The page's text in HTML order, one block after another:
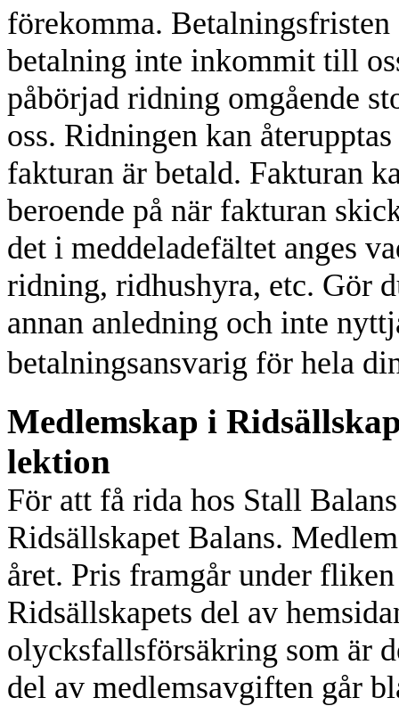
förekomma.
betalning inte inkommit till
påbörjad ridning omgående
oss. Ridningen kan
fakturan är betald. Fakturan
beroende på när fakturan
det i meddeladefältet anges
ridning, ridhushyra, etc. Gör
annan anledning och inte
betalningsansvarig för hela
Medlemskap i
lektion
För att få rida hos Stall
Ridsällskapet Balans.
året. Pris framgår under
Ridsällskapets del av
olycksfallsförsäkring som är
del av medlemsavgiften går